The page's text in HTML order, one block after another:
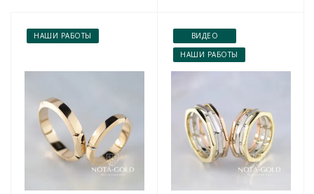
НАШИ РАБОТЫ
ВИДЕО
НАШИ РАБОТЫ